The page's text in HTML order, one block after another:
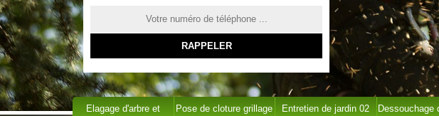
Elagage d'arbre et
Pose de cloture grillage
Entretien de jardin 02 Dessouchage